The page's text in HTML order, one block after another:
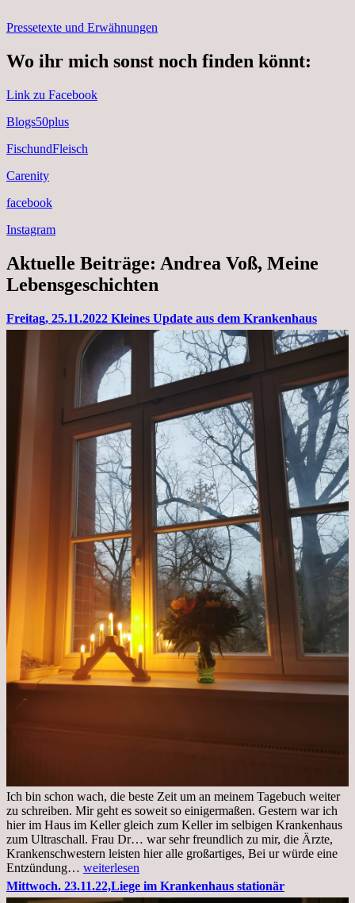
Pressetexte und Erwähnungen
Wo ihr mich sonst noch finden könnt:
Link zu Facebook
Blogs50plus
FischundFleisch
Carenity
facebook
Instagram
Aktuelle Beiträge: Andrea Voß, Meine
Lebensgeschichten
Freitag, 25.11.2022 Kleines Update aus dem Krankenhaus
Ich bin schon wach, die beste Zeit um an meinem Tagebuch weiter
zu schreiben. Mir geht es soweit so einigermaßen. Gestern war ich
hier im Haus im Keller gleich zum Keller im selbigen Krankenhaus
zum Ultraschall. Frau Dr… war sehr freundlich zu mir, die Ärzte,
Krankenschwestern leisten hier alle großartiges, Bei ur würde eine
Entzündung… Freitag,
25.11.2022
Kleines
weiterlesen
Mittwoch. 23.11.22,Liege im Krankenhaus stationär